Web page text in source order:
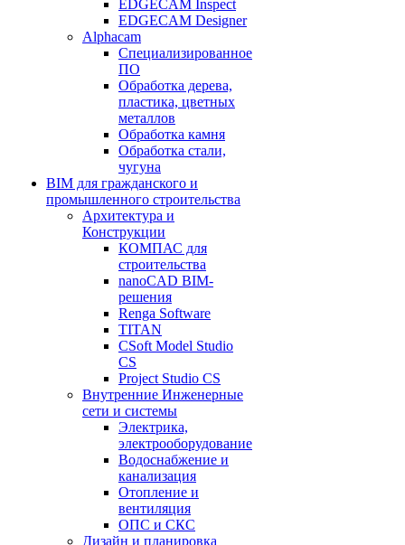
EDGECAM Inspect
EDGECAM Designer
Alphacam
Специализированное
ПО
Обработка дерева,
пластика, цветных
металлов
Обработка камня
Обработка стали,
чугуна
BIM для гражданского и
промышленного строительства
Архитектура и
Конструкции
КОМПАС для
строительства
nanoCAD BIM-
решения
Renga Software
TITAN
CSoft Model Studio
CS
Project Studio CS
Внутренние Инженерные
сети и системы
Электрика,
электрооборудование
Водоснабжение и
канализация
Отопление и
вентиляция
ОПС и СКС
Дизайн и планировка